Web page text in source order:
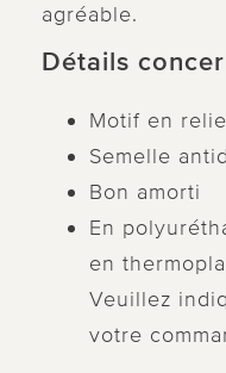
agréable.
Détails
Motif en
Semelle
Bon amorti
En
en
Veuillez
votre